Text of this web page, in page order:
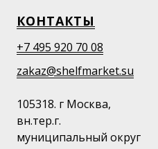
КОНТАКТЫ
+7 495 920 70 08
zakaz@shelfmarket.su
105318. г Москва,
вн.тер.г.
муниципальный округ